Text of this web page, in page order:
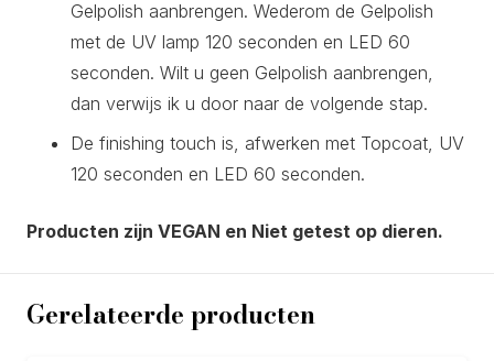
Gelpolish aanbrengen. Wederom de Gelpolish
met de UV lamp 120 seconden en LED 60
seconden. Wilt u geen Gelpolish aanbrengen,
dan verwijs ik u door naar de volgende stap.
De finishing touch is, afwerken met Topcoat, UV
120 seconden en LED 60 seconden.
Producten zijn VEGAN en Niet getest op dieren.
Gerelateerde producten